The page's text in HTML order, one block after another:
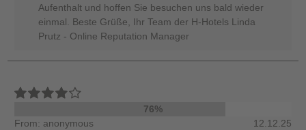
Aufenthalt und hoffen Sie besuchen uns bald wieder
einmal. Beste Grüße, Ihr Team der H-Hotels Linda
Prutz - Online Reputation Manager
76%
From: anonymous
12.12.25